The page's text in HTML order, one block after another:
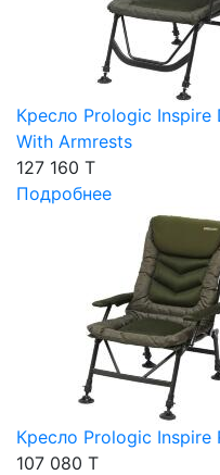
Кресло Prologic Inspire
With Armrests
127 160 T
Подробнее
Кресло Prologic Inspire
107 080 T